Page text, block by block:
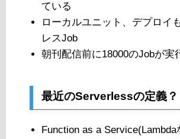
ている
ローカルユニット、デプロイ
レスJob
朝刊配信前に18000のJobが実
最近のServerlessの定義？
Function as a Service(Lambda